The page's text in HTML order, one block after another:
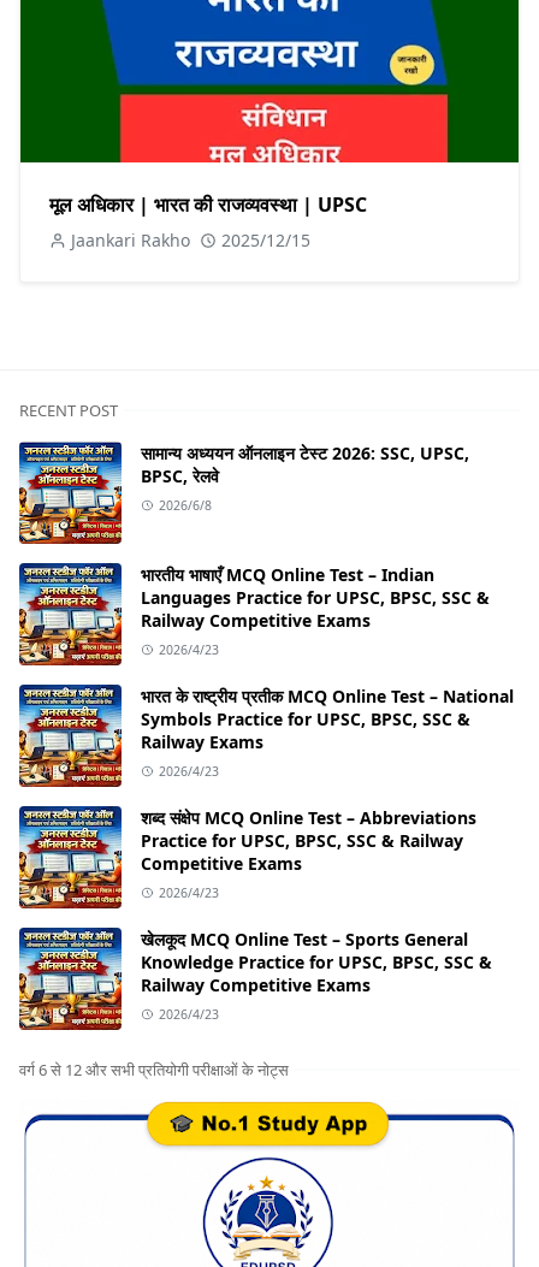
मूल अधिकार | भारत की राजव्यवस्था | UPSC
Jaankari Rakho 2025/12/15
RECENT POST
सामान्य अध्ययन ऑनलाइन टेस्ट 2026: SSC, UPSC,
BPSC, रेलवे
2026/6/8
भारतीय भाषाएँ MCQ Online Test – Indian
Languages Practice for UPSC, BPSC, SSC &
Railway Competitive Exams
2026/4/23
भारत के राष्ट्रीय प्रतीक MCQ Online Test – National
Symbols Practice for UPSC, BPSC, SSC &
Railway Exams
2026/4/23
शब्द संक्षेप MCQ Online Test – Abbreviations
Practice for UPSC, BPSC, SSC & Railway
Competitive Exams
2026/4/23
खेलकूद MCQ Online Test – Sports General
Knowledge Practice for UPSC, BPSC, SSC &
Railway Competitive Exams
2026/4/23
वर्ग 6 से 12 और सभी प्रतियोगी परीक्षाओं के नोट्स